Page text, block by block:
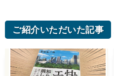
ご紹介いただいた記事